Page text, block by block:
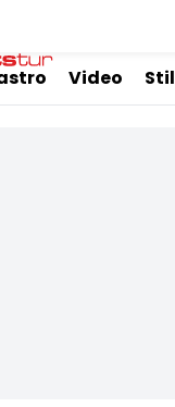
Video Stil